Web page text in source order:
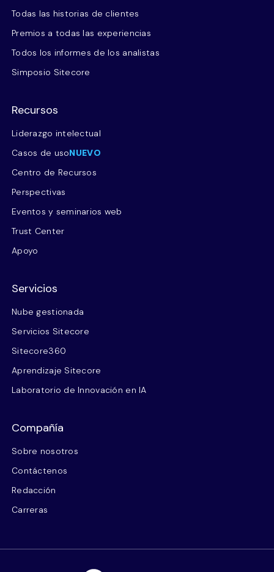
Todas las historias de clientes
Premios a todas las experiencias
Todos los informes de los analistas
Simposio Sitecore
Recursos
Liderazgo intelectual
Casos de usoNUEVO
Centro de Recursos
Perspectivas
Eventos y seminarios web
Trust Center
Apoyo
Servicios
Nube gestionada
Servicios Sitecore
Sitecore360
Aprendizaje Sitecore
Laboratorio de Innovación en IA
Compañía
Sobre nosotros
Contáctenos
Redacción
Carreras